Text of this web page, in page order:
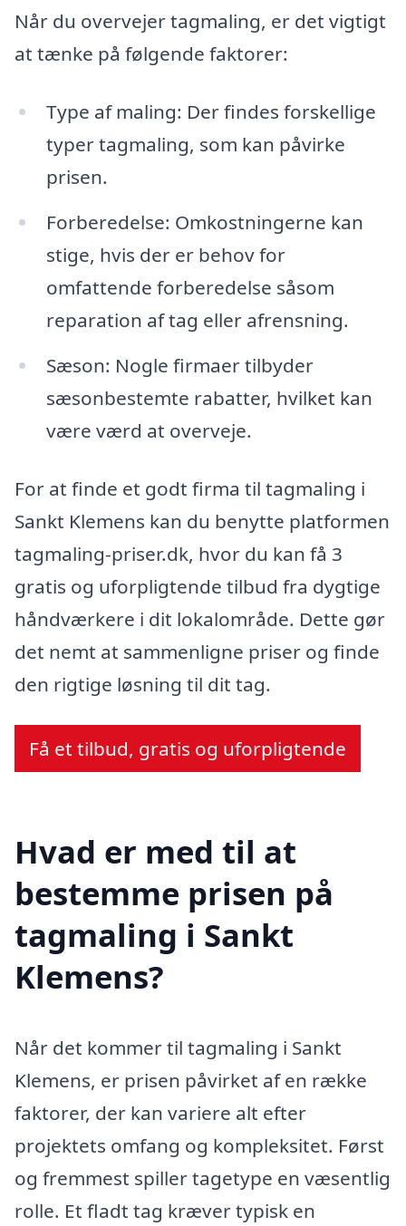
Når du overvejer tagmaling, er det vigtigt
at tænke på følgende faktorer:
Type af maling: Der findes forskellige
typer tagmaling, som kan påvirke
prisen.
Forberedelse: Omkostningerne kan
stige, hvis der er behov for
omfattende forberedelse såsom
reparation af tag eller afrensning.
Sæson: Nogle firmaer tilbyder
sæsonbestemte rabatter, hvilket kan
være værd at overveje.
For at finde et godt firma til tagmaling i
Sankt Klemens kan du benytte platformen
tagmaling-priser.dk, hvor du kan få 3
gratis og uforpligtende tilbud fra dygtige
håndværkere i dit lokalområde. Dette gør
det nemt at sammenligne priser og finde
den rigtige løsning til dit tag.
Få et tilbud, gratis og uforpligtende
Hvad er med til at
bestemme prisen på
tagmaling i Sankt
Klemens?
Når det kommer til tagmaling i Sankt
Klemens, er prisen påvirket af en række
faktorer, der kan variere alt efter
projektets omfang og kompleksitet. Først
og fremmest spiller tagetype en væsentlig
rolle. Et fladt tag kræver typisk en